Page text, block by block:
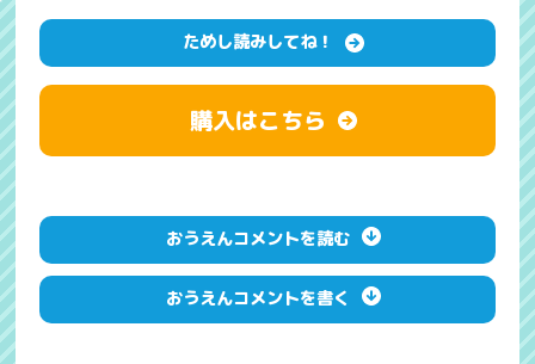
ためし読みしてね！
購入はこちら
おうえんコメントを読む
おうえんコメントを書く